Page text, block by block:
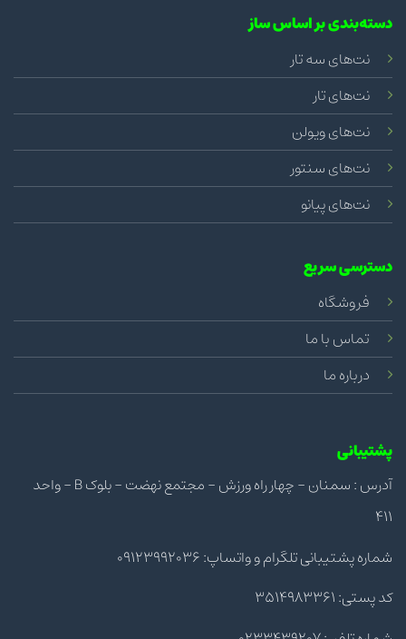
دسته‌بندی بر اساس ساز
نت‌های سه تار
نت‌های تار
نت‌های ویولن
نت‌های سنتور
نت‌های پیانو
دسترسی سریع
فروشگاه
تماس با ما
درباره ما
پشتیبانی
آدرس : سمنان - چهار راه ورزش - مجتمع نهضت - بلوک B - واحد
411
شماره پشتیبانی تلگرام و واتساپ: 09123992036
کد پستی: 3514983361